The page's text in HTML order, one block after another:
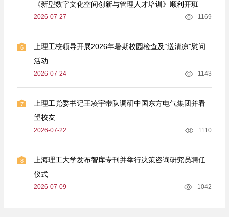
《新型数字文化空间创新与管理人才培训》顺利开班
2026-07-27 1169
6
上理工校领导开展2026年暑期校园检查及“送清凉”慰问
活动
2026-07-24 1143
7
上理工党委书记王凌宇带队调研中国东方电气集团并看
望校友
2026-07-22 1110
8
上海理工大学发布智库专刊并举行决策咨询研究员聘任
仪式
2026-07-09 1042